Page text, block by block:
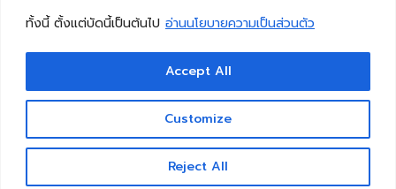
ทั้งนี้ ตั้งแต่บัดนี้เป็นต้นไป อ่านนโยบายความเป็นส่วนตัว
Customize
Reject All
Accept All
Copyright © 2026 คณะวิศวกรรมศาสตร์ มหาวิทยาลัย
เทคโนโลยีราชมงคลธัญบุรี